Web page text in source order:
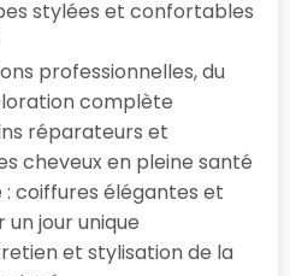
stylées et confortables
professionnelles, du
complète
réparateurs et
cheveux en pleine santé
coiffures élégantes et
jour unique
et stylisation de la